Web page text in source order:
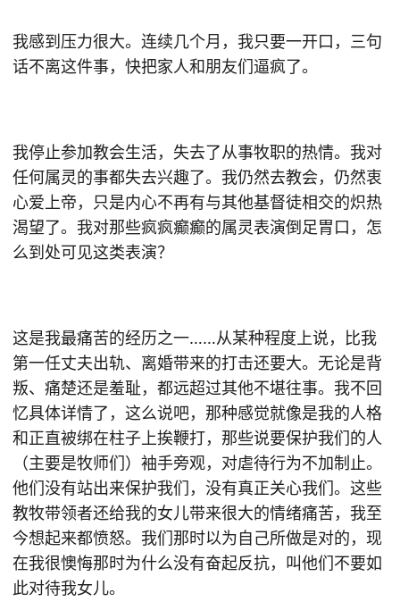
我感到压力很大。连续几个月，我只要一开口，三句
话不离这件事，快把家人和朋友们逼疯了。
我停止参加教会生活，失去了从事牧职的热情。我对
任何属灵的事都失去兴趣了。我仍然去教会，仍然衷
心爱上帝，只是内心不再有与其他基督徒相交的炽热
渴望了。我对那些疯疯癫癫的属灵表演倒足胃口，怎
么到处可见这类表演？
这是我最痛苦的经历之一……从某种程度上说，比我
第一任丈夫出轨、离婚带来的打击还要大。无论是背
叛、痛楚还是羞耻，都远超过其他不堪往事。我不回
忆具体详情了，这么说吧，那种感觉就像是我的人格
和正直被绑在柱子上挨鞭打，那些说要保护我们的人
（主要是牧师们）袖手旁观，对虐待行为不加制止。
他们没有站出来保护我们，没有真正关心我们。这些
教牧带领者还给我的女儿带来很大的情绪痛苦，我至
今想起来都愤怒。我们那时以为自己所做是对的，现
在我很懊悔那时为什么没有奋起反抗，叫他们不要如
此对待我女儿。